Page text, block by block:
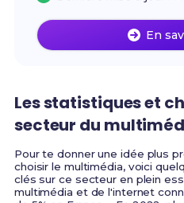
En
Les statistiques et
secteur du
Pour te donner une idée plus
choisir le multimédia, voici
clés sur ce secteur en plein
multimédia et de l'internet